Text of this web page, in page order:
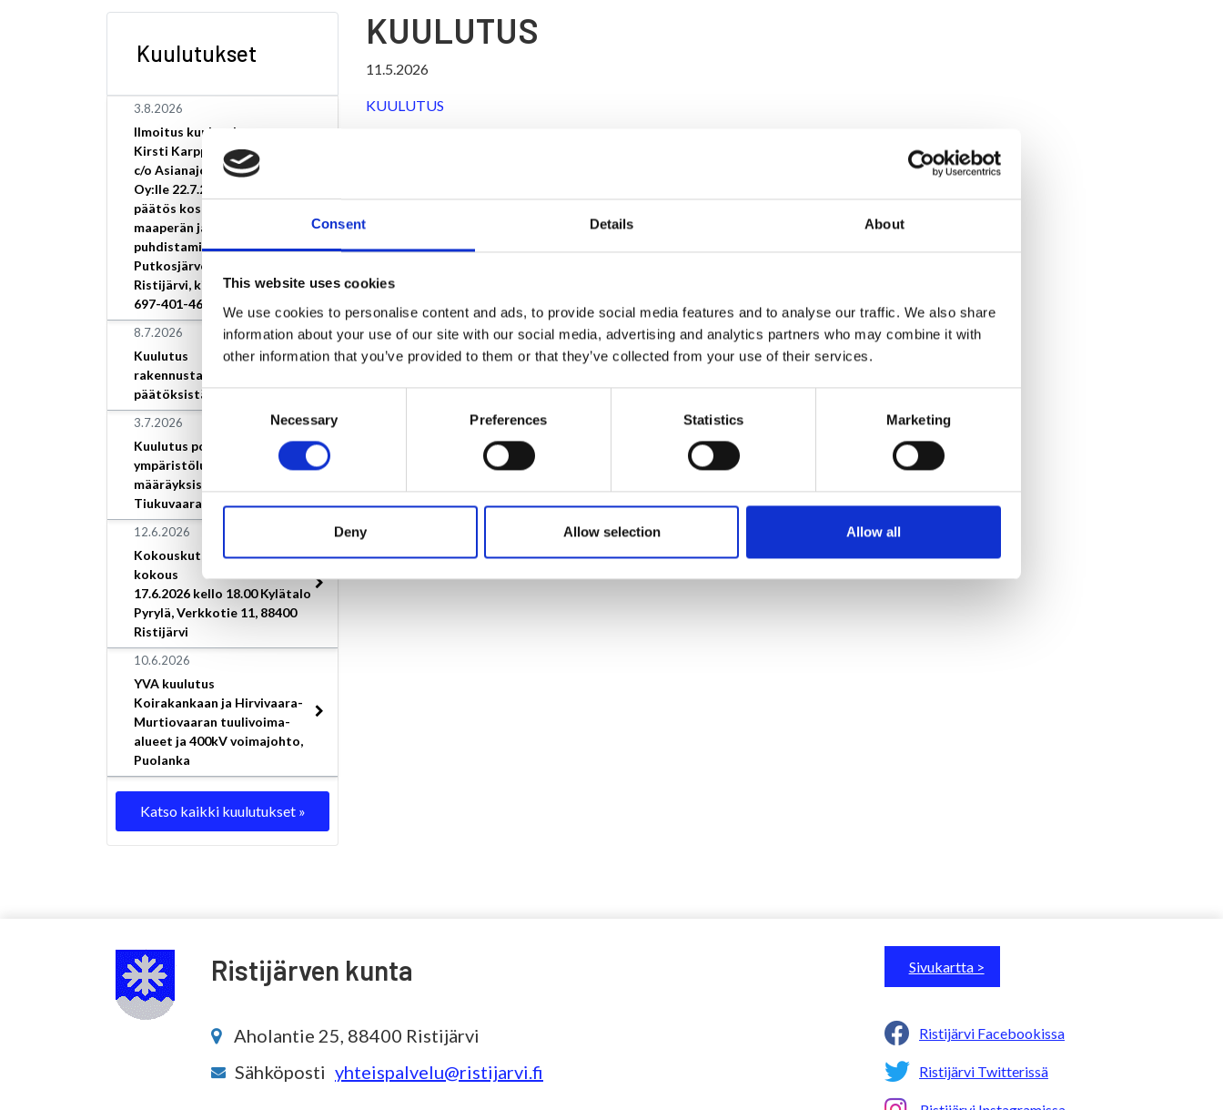
Consent Details About
This website uses cookies
We use cookies to personalise content and ads, to provide social media features and to analyse our traffic. We also share
information about your use of our site with our social media, advertising and analytics partners who may combine it with
other information that you’ve provided to them or that they’ve collected from your use of their services.
Consent
Necessary Preferences Statistics Marketing
Deny Allow selection Allow all
Kuulutukset
3.8.2026
Ilmoitus kuulutuksesta
Kirsti Karppisen kuolinpesä
c/o Asianajotoimisto Amos
Oy:lle 22.7.2026 annettu
päätös koskee pilaantuneen
maaperän ja pohjaveden
puhdistamista osoitteessa
Putkosjärventie 28,
Ristijärvi, kiinteistötunnus
697-401-46-9.
8.7.2026
Kuulutus
rakennustarkastajan
päätöksistä
3.7.2026
Kuulutus poikkeamisesta
ympäristöluvan
määräyksistä, Loimaan Kivi
Tiukuvaara
12.6.2026
Kokouskutsu/Valtuuston
kokous
17.6.2026 kello 18.00 Kylätalo
Pyrylä, Verkkotie 11, 88400
Ristijärvi
10.6.2026
YVA kuulutus
Koirakankaan ja Hirvivaara-
Murtiovaaran tuulivoima-
alueet ja 400kV voimajohto,
Puolanka
Katso kaikki kuulutukset »
KUULUTUS
11.5.2026
KUULUTUS
Ristijärven kunta
Aholantie 25, 88400 Ristijärvi
Sähköposti yhteispalvelu@ristijarvi.fi
Sivukartta >
Ristijärvi Facebookissa
Ristijärvi Twitterissä